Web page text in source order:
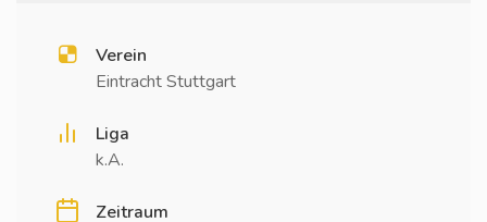
Verein
Eintracht Stuttgart
Liga
k.A.
Zeitraum